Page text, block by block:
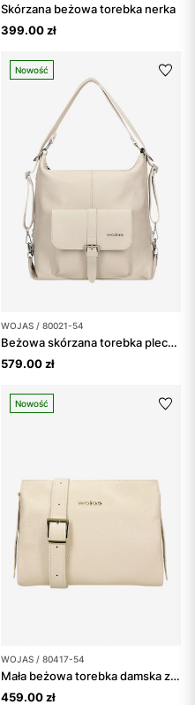
Skórzana beżowa torebka nerka
399.00 zł
Nowość
WOJAS / 80021-54
Beżowa skórzana torebka plecak 2w1
579.00 zł
Nowość
WOJAS / 80417-54
Mała beżowa torebka damska ze skóry licowej
459.00 zł